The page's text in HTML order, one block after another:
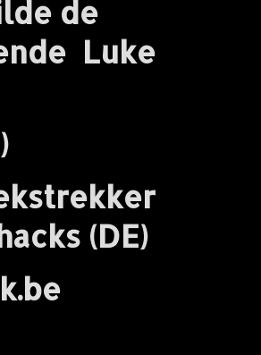
de
Luke
(DE)